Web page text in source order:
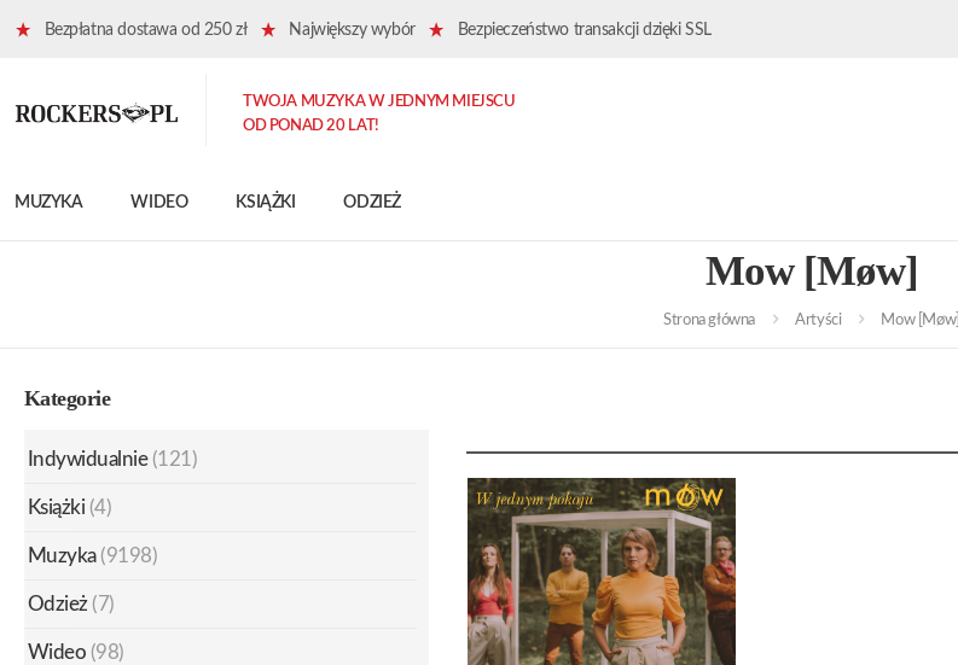
Bezpłatna dostawa od 250 zł Największy wybór Bezpieczeństwo transakcji dzięki SSL
MUZYKA WIDEO KSIĄŻKI ODZIEŻ
TWOJA MUZYKA W JEDNYM MIEJSCU
OD PONAD 20 LAT!
Mow [Møw]
Strona główna Artyści Mow [Møw]
Kategorie
Indywidualnie (121)
Książki (4)
Muzyka (9198)
Odzież (7)
Wideo (98)